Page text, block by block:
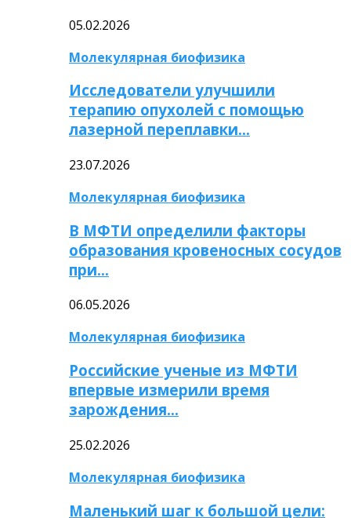
05.02.2026
Молекулярная биофизика
Исследователи улучшили
терапию опухолей с помощью
лазерной переплавки…
23.07.2026
Молекулярная биофизика
В МФТИ определили факторы
образования кровеносных сосудов
при…
06.05.2026
Молекулярная биофизика
Российские ученые из МФТИ
впервые измерили время
зарождения…
25.02.2026
Молекулярная биофизика
Маленький шаг к большой цели: